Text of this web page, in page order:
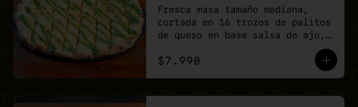
Fresca masa tamaño mediana,
cortada en 16 trozos de palitos
de queso en base salsa de ajo,
con un shot de salsa pesto.
$7.990